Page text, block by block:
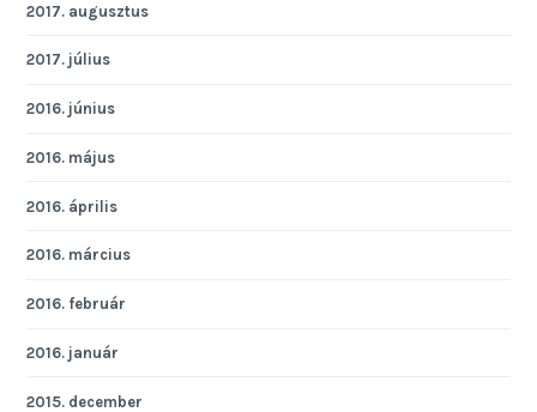
2017. augusztus
2017. július
2016. június
2016. május
2016. április
2016. március
2016. február
2016. január
2015. december